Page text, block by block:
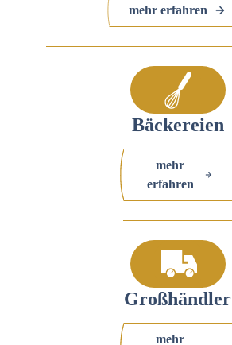
mehr erfahren
Bäckereien
mehr
erfahren
Großhändler
mehr